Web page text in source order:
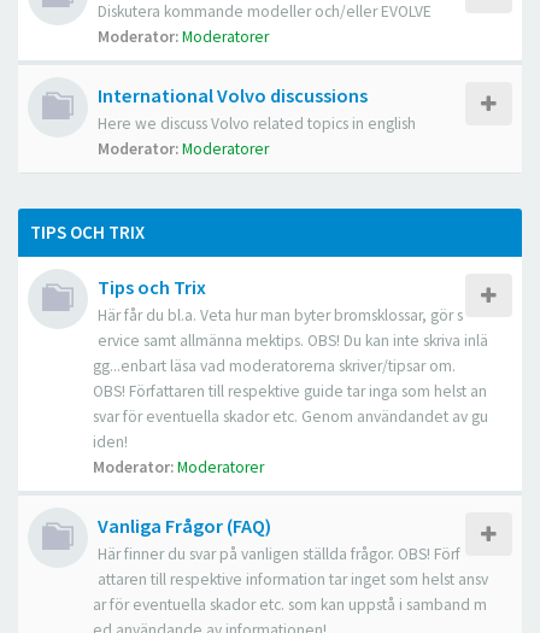
Diskutera kommande modeller och/eller EVOLVE
Moderator:Moderatorer
International Volvo discussions
Here we discuss Volvo related topics in english
Moderator:Moderatorer
TIPS OCH TRIX
Tips och Trix
Här får du bl.a. Veta hur man byter bromsklossar, gör s
ervice samt allmänna mektips. OBS! Du kan inte skriva inlä
gg...enbart läsa vad moderatorerna skriver/tipsar om.
OBS! Författaren till respektive guide tar inga som helst an
svar för eventuella skador etc. Genom användandet av gu
iden!
Moderator:Moderatorer
Vanliga Frågor (FAQ)
Här finner du svar på vanligen ställda frågor. OBS! Förf
attaren till respektive information tar inget som helst ansv
ar för eventuella skador etc. som kan uppstå i samband m